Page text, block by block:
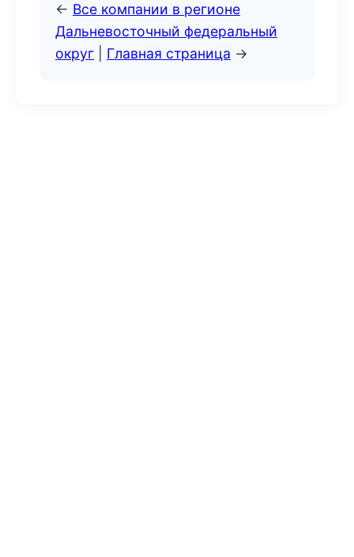
← Все компании в регионе
Дальневосточный федеральный
округ
Главная страница →